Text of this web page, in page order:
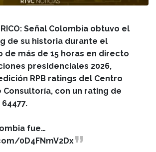
Señal Colombia obtuvo el
de su historia durante el
de más de 15 horas en directo
presidenciales 2026,
RPB ratings del Centro
Consultoría, con un rating de
fue…
0D4FNmV2Dx